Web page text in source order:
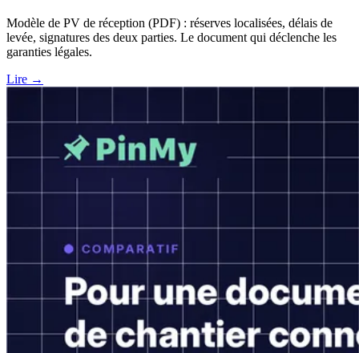
Modèle de PV de réception (PDF) : réserves localisées, délais de
levée, signatures des deux parties. Le document qui déclenche les
garanties légales.
Lire →